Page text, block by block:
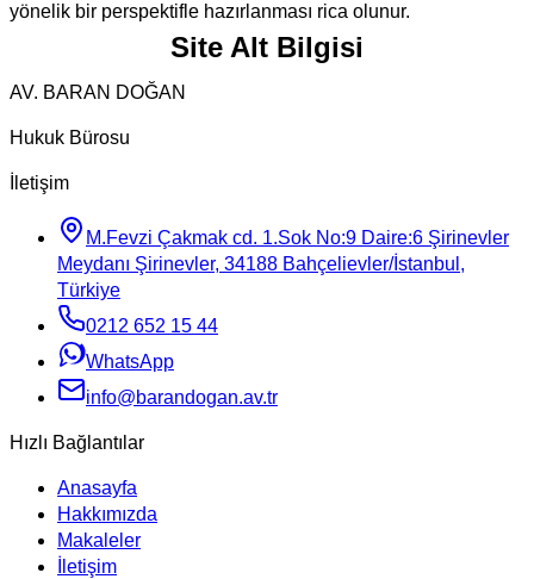
yönelik bir perspektifle hazırlanması rica olunur.
Site Alt Bilgisi
AV. BARAN DOĞAN
Hukuk Bürosu
İletişim
M.Fevzi Çakmak cd. 1.Sok No:9 Daire:6 Şirinevler
Meydanı Şirinevler, 34188 Bahçelievler/İstanbul,
Türkiye
0212 652 15 44
WhatsApp
info@barandogan.av.tr
Hızlı Bağlantılar
Anasayfa
Hakkımızda
Makaleler
İletişim